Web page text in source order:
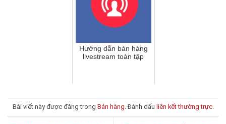
Hướng dẫn bán hàng
livestream toàn tập
Bài viết này được đăng trong Bán hàng. Đánh dấu liên kết thường trực.